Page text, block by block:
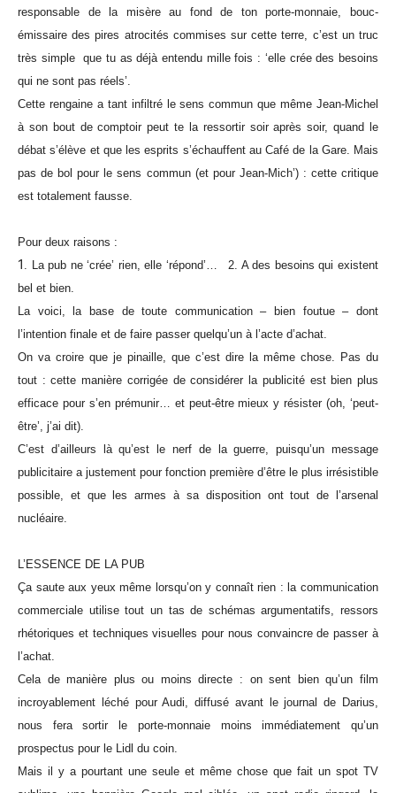
responsable de la misère au fond de ton porte-monnaie, bouc-
émissaire des pires atrocités commises sur cette terre, c’est un truc
très simple que tu as déjà entendu mille fois : ‘elle crée des besoins
qui ne sont pas réels’.
Cette rengaine a tant infiltré le sens commun que même Jean-Michel
à son bout de comptoir peut te la ressortir soir après soir, quand le
débat s’élève et que les esprits s’échauffent au Café de la Gare. Mais
pas de bol pour le sens commun (et pour Jean-Mich’) : cette critique
est totalement fausse.
Pour deux raisons :
1 . La pub ne ‘crée’ rien, elle ‘répond’… 2. A des besoins qui existent
bel et bien.
La voici, la base de toute communication – bien foutue – dont
l’intention finale et de faire passer quelqu’un à l’acte d’achat.
On va croire que je pinaille, que c’est dire la même chose. Pas du
tout : cette manière corrigée de considérer la publicité est bien plus
efficace pour s’en prémunir… et peut-être mieux y résister (oh, ‘peut-
être’, j’ai dit).
C’est d’ailleurs là qu’est le nerf de la guerre, puisqu’un message
publicitaire a justement pour fonction première d’être le plus irrésistible
possible, et que les armes à sa disposition ont tout de l’arsenal
nucléaire.
L’ESSENCE DE LA PUB
Ça saute aux yeux même lorsqu’on y connaît rien : la communication
commerciale utilise tout un tas de schémas argumentatifs, ressors
rhétoriques et techniques visuelles pour nous convaincre de passer à
l’achat.
Cela de manière plus ou moins directe : on sent bien qu’un film
incroyablement léché pour Audi, diffusé avant le journal de Darius,
nous fera sortir le porte-monnaie moins immédiatement qu’un
prospectus pour le Lidl du coin.
Mais il y a pourtant une seule et même chose que fait un spot TV